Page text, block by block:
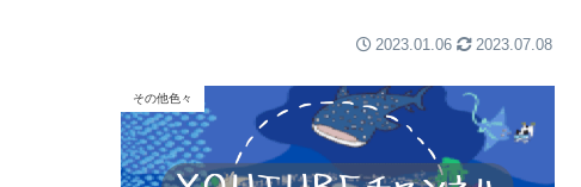
2023.01.06 2023.07.08
その他色々